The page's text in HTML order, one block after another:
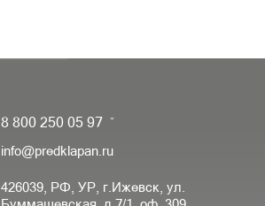
8 800 250 05 97
info@predklapan.ru
426039, РФ, УР, г.Ижевск, ул.